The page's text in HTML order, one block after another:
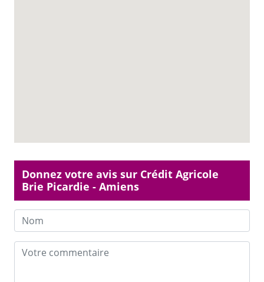
Donnez votre avis sur Crédit Agricole
Brie Picardie - Amiens